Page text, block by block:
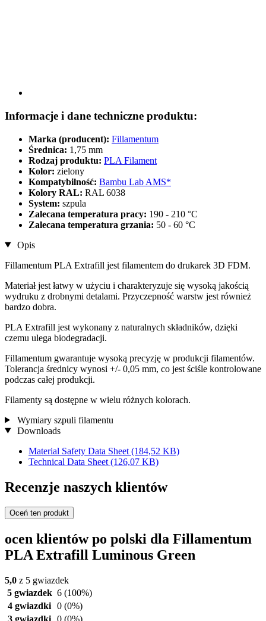
Informacje i dane techniczne produktu:
Marka (producent): Fillamentum
Średnica: 1,75 mm
Rodzaj produktu: PLA Filament
Kolor: zielony
Kompatybilność: Bambu Lab AMS*
Kolory RAL: RAL 6038
System: szpula
Zalecana temperatura pracy: 190 - 210 °C
Zalecana temperatura grzania: 50 - 60 °C
Opis
Fillamentum PLA Extrafill jest filamentem do drukarek 3D FDM.
Materiał jest łatwy w użyciu i charakteryzuje się wysoką jakością
wydruku z drobnymi detalami. Przyczepność warstw jest również
bardzo dobra.
PLA Extrafill jest wykonany z naturalnych składników, dzięki
czemu ulega biodegradacji.
Fillamentum gwarantuje wysoką precyzję w produkcji filamentów.
Tolerancja średnicy wynosi +/- 0,05 mm, co jest ściśle kontrolowane
podczas całej produkcji.
Filamenty są dostępne w wielu różnych kolorach.
Wymiary szpuli filamentu
Downloads
Material Safety Data Sheet (184,52 KB)
Technical Data Sheet (126,07 KB)
Recenzje naszych klientów
Oceń ten produkt
ocen klientów po polski dla Fillamentum
PLA Extrafill Luminous Green
5,0 z 5 gwiazdek
5 gwiazdek 6 (100%)
4 gwiazdki 0 (0%)